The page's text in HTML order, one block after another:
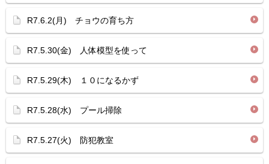
R7.6.2(月) チョウの育ち方
R7.5.30(金) 人体模型を使って
R7.5.29(木) １０になるかず
R7.5.28(水) プール掃除
R7.5.27(火) 防犯教室